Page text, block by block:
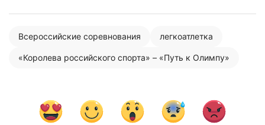
Всероссийские соревнования легкоатлетка
«Королева российского спорта» – «Путь к Олимпу»